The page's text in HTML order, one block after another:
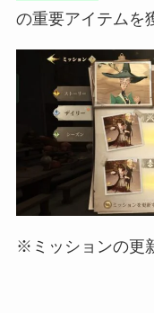
の重要アイテムを
※ミッションの更